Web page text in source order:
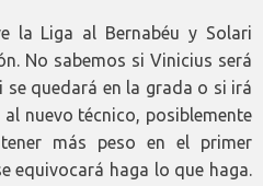
la Liga al Bernabéu y Solari
No sabemos si Vinicius será
quedará en la grada o si irá
nuevo técnico, posiblemente
más peso en el primer
equivocará haga lo que haga.